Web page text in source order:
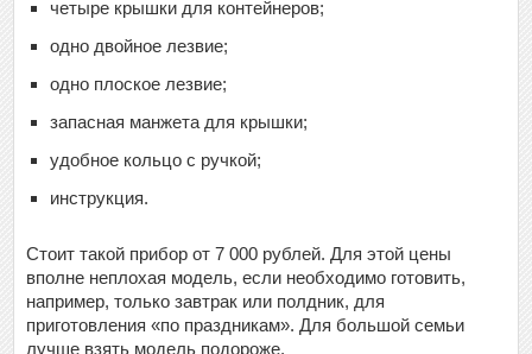
четыре крышки для контейнеров;
одно двойное лезвие;
одно плоское лезвие;
запасная манжета для крышки;
удобное кольцо с ручкой;
инструкция.
Стоит такой прибор от 7 000 рублей. Для этой цены
вполне неплохая модель, если необходимо готовить,
например, только завтрак или полдник, для
приготовления «по праздникам». Для большой семьи
лучше взять модель подороже.